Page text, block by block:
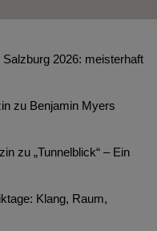
Salzburg 2026: meisterhaft
zu Benjamin Myers
zu „Tunnelblick“ – Ein
Klang, Raum,